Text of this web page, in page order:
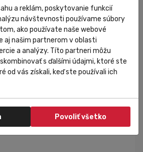
nosenie aj pri použití helmy.
na spodnej časti rukávov zabraňujú
a udržiavajú ruky v teple.
na spodnej časti mikiny,
zaručuje priliehavé sedenie na
tepla a vyššiu ochranu pred
(Regular fit)
zároveň však nepôsobí
pohodlie aj počas
a reklám, poskytovanie funkcií
návštevnosti používame súbory
ako používate naše webové
aj našim partnerom v oblasti
a analýzy. Títo partneri môžu
s ďalšími údajmi, ktoré ste
od vás získali, keď ste používali ich
Povoliť všetko